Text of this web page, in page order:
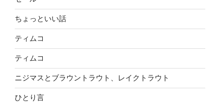
ちょっといい話
ティムコ
ティムコ
ニジマスとブラウントラウト、レイクトラウト
ひとり言